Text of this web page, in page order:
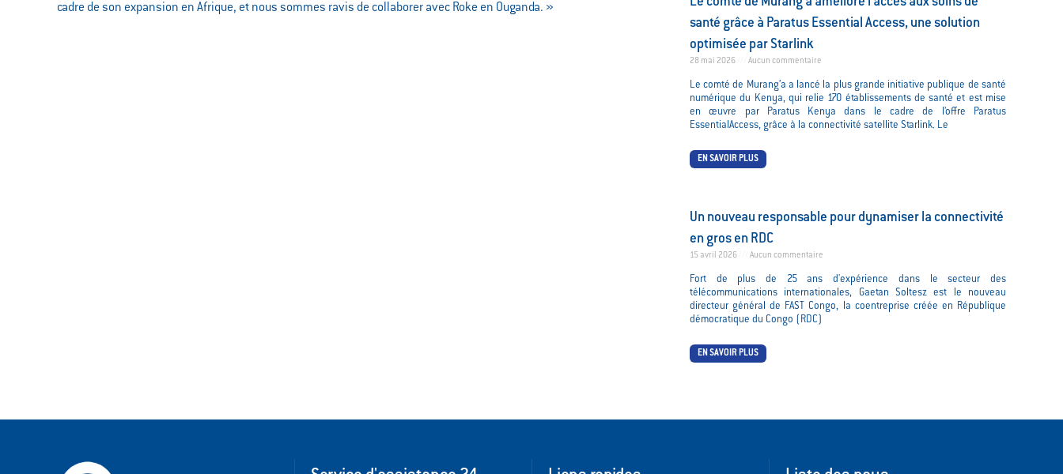
cadre de son expansion en Afrique, et nous sommes ravis de collaborer avec Roke en Ouganda. »
Le comté de Murang’a améliore l’accès aux soins de
santé grâce à Paratus Essential Access, une solution
optimisée par Starlink
28 mai 2026 Aucun commentaire
Le comté de Murang’a a lancé la plus grande initiative publique de santé
numérique du Kenya, qui relie 170 établissements de santé et est mise
en œuvre par Paratus Kenya dans le cadre de l’offre Paratus
EssentialAccess, grâce à la connectivité satellite Starlink. Le
EN SAVOIR PLUS
Un nouveau responsable pour dynamiser la connectivité
en gros en RDC
15 avril 2026 Aucun commentaire
Fort de plus de 25 ans d'expérience dans le secteur des
télécommunications internationales, Gaetan Soltesz est le nouveau
directeur général de FAST Congo, la coentreprise créée en République
démocratique du Congo (RDC)
EN SAVOIR PLUS